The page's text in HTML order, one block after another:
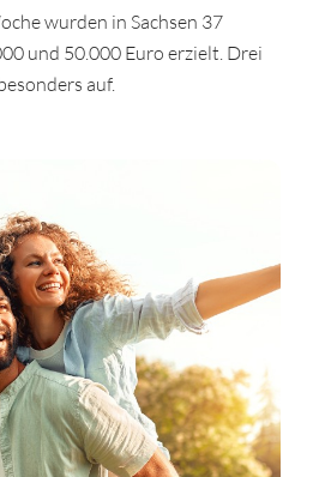
wurden in Sachsen 37
und 50.000 Euro erzielt. Drei
auf.